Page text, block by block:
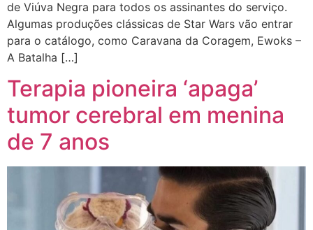
de Viúva Negra para todos os assinantes do serviço.
Algumas produções clássicas de Star Wars vão entrar
para o catálogo, como Caravana da Coragem, Ewoks –
A Batalha […]
Terapia pioneira ‘apaga’
tumor cerebral em menina
de 7 anos